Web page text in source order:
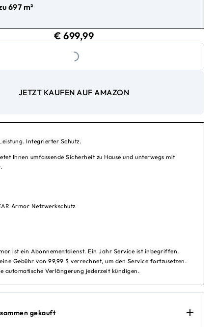
697 m²
€ 699,99aktueller Preis € 699,99
Loading...
JETZT KAUFEN AUF AMAZON
Integrierter Schutz.
Ihnen umfassende Sicherheit zu Hause und unterwegs mit
Armor Netzwerkschutz
ist ein Abonnementdienst. Ein Jahr Service ist inbegriffen,
Gebühr von 99,99 $ verrechnet, um den Service fortzusetzen.
automatische Verlängerung jederzeit kündigen.
gekauft